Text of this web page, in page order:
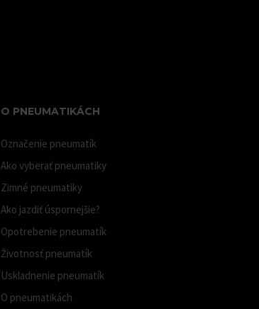
O PNEUMATIKÁCH
Označenie pneumatík
Ako vyberať pneumatiky
Zimné pneumatiky
Ako jazdiť úspornejšie?
Opotrebenie pneumatík
Životnosť pneumatík
Uskladnenie pneumatík
O pneumatikách